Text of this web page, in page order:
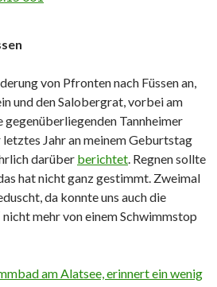
von Pfronten nach Füssen an,
und den Salobergrat, vorbei am
Tannheimer
Jahr an meinem Geburtstag
darüber berichtet. Regnen sollte
hat nicht ganz gestimmt. Zweimal
da konnte uns auch die
nicht mehr von einem Schwimmstop